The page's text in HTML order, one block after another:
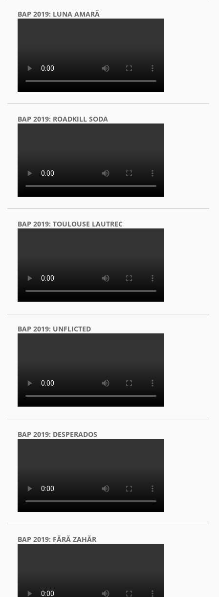
BAP 2019: LUNA AMARĂ
BAP 2019: ROADKILL SODA
BAP 2019: TOULOUSE LAUTREC
BAP 2019: UNFLICTED
BAP 2019: DESPERADOS
BAP 2019: FĂRĂ ZAHĂR